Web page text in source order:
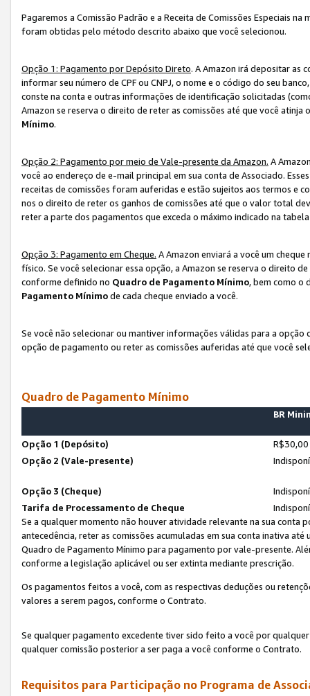
Pagaremos a Comissão Padrão e a Receita de Comissões Especiais
foram obtidas pelo método descrito abaixo que você selecionou.
Opção 1: Pagamento por Depósito Direto. A Amazon irá depositar as
informar seu número de CPF ou CNPJ, o nome e o código do seu
conste na conta e outras informações de identificação solicitadas
Amazon se reserva o direito de reter as comissões até que você
Mínimo.
Opção 2: Pagamento por meio de Vale-presente da Amazon. A
você ao endereço de e-mail principal em sua conta de Associado.
receitas de comissões foram auferidas e estão sujeitos aos termos e
nos o direito de reter os ganhos de comissões até que o valor total
reter a parte dos pagamentos que exceda o máximo indicado na
Opção 3: Pagamento em Cheque. A Amazon enviará a você um
físico. Se você selecionar essa opção, a Amazon se reserva o direito
conforme definido no Quadro de Pagamento Mínimo, bem como o
Pagamento Mínimode cada cheque enviado a você.
Se você não selecionar ou mantiver informações válidas para a
opção de pagamento ou reter as comissões auferidas até que você
Quadro de Pagamento Mínimo
BR
Opção 1 (Depósito)
R$30,00
Opção 2 (Vale-presente)
Opção 3 (Cheque)
Tarifa de Processamento de Cheque
Se a qualquer momento não houver atividade relevante na sua conta
antecedência, reter as comissões acumuladas em sua conta inativa
Quadro de Pagamento Mínimo para pagamento por vale-presente.
conforme a legislação aplicável ou ser extinta mediante prescrição.
Os pagamentos feitos a você, com as respectivas deduções ou
valores a serem pagos, conforme o Contrato.
Se qualquer pagamento excedente tiver sido feito a você por
qualquer comissão posterior a ser paga a você conforme o Contrato.
Requisitos para Participação no Programa de